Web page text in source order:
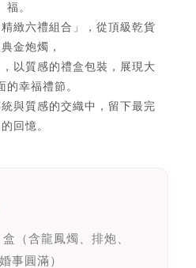
福。
緻六禮組合」，從頂級乾貨
金炮燭，
以質感的禮盒包裝，展現大
的幸福禮節。
與質感的交織中，留下最完
回憶。
（含龍鳳燭、排炮、
事圓滿）